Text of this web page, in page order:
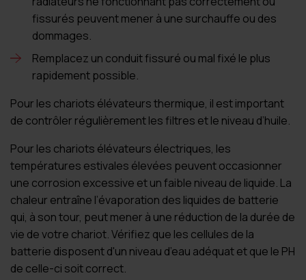
fissurés peuvent mener à une surchauffe ou des
dommages.
Remplacez un conduit fissuré ou mal fixé le plus
rapidement possible.
Pour les chariots élévateurs thermique, il est important
de contrôler régulièrement les filtres et le niveau d’huile.
Pour les chariots élévateurs électriques, les
températures estivales élevées peuvent occasionner
une corrosion excessive et un faible niveau de liquide. La
chaleur entraîne l’évaporation des liquides de batterie
qui, à son tour, peut mener à une réduction de la durée de
vie de votre chariot. Vérifiez que les cellules de la
batterie disposent d'un niveau d’eau adéquat et que le PH
de celle-ci soit correct.